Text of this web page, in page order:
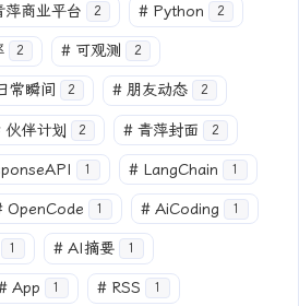
萍商业平台 2 # Python 2
2 # 可观测 2
常瞬间 2 # 朋友动态 2
伙伴计划 2 # 青萍封面 2
1 # LangChain 1
OpenCode 1 # AiCoding 1
1 # AI摘要 1
App 1 # RSS 1